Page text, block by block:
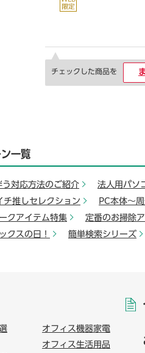
チェックした商品を
一覧
対応方法のご紹介
法人用パソ
チ推しセレクション
PC本体～
クアイテム特集
定番のお掃除
クスの日！
簡単検索シリーズ
オフィス機器家電
オフィス生活用品